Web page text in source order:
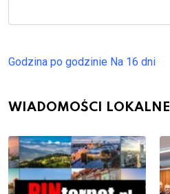
Godzina po godzinie Na 16 dni
WIADOMOŚCI LOKALNE